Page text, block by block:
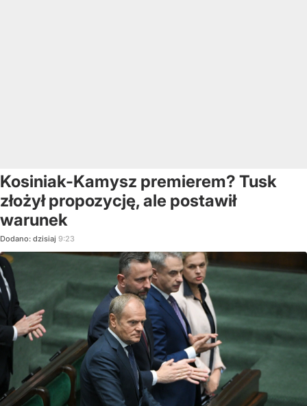
Kosiniak-Kamysz premierem? Tusk
złożył propozycję, ale postawił
warunek
Dodano: dzisiaj 9:23